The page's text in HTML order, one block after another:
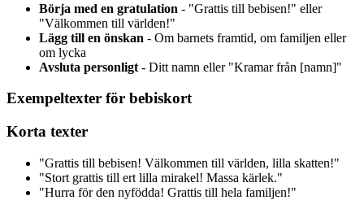
Börja med en gratulation - "Grattis till bebisen!" eller
"Välkommen till världen!"
Lägg till en önskan - Om barnets framtid, om familjen eller
om lycka
Avsluta personligt - Ditt namn eller "Kramar från [namn]"
Exempeltexter för bebiskort
Korta texter
"Grattis till bebisen! Välkommen till världen, lilla skatten!"
"Stort grattis till ert lilla mirakel! Massa kärlek."
"Hurra för den nyfödda! Grattis till hela familjen!"